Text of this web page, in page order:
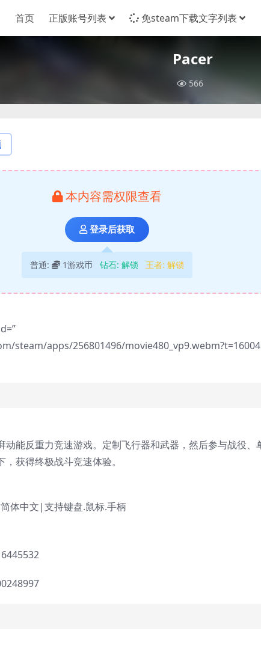
首页 正版账号列表 免steam下载文字列表
Pacer
566
本内容需权限查看
登录后获取
普通: 1游戏币 钻石: 解锁 王者: 解锁
steam/apps/256801496/
动能反重力竞速游戏。定制飞行器和武器，然后参与战役
获得终极战斗竞速体验。
体中文|支持键盘.鼠标.手柄